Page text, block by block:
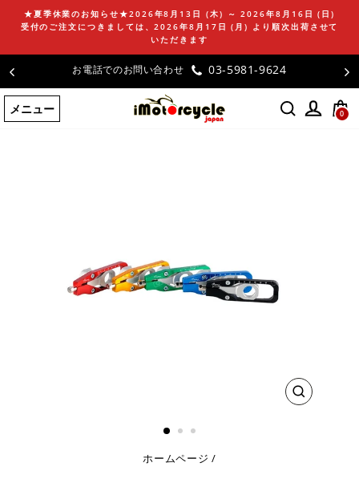
ン
ツ
に
ス
キ
★夏季休業のお知らせ★2026年8月13日 (木) ～ 2026年8月16日 (日)
受付のご注文につきましては、2026年8月17日 (月) より順次出荷させて
いただきます
お電話でのお問い合わせ 03-5981-9624
メニュー 0
閉
ホームページ /